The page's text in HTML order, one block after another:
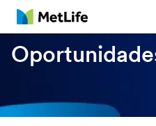
MetLife